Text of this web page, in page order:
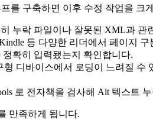
를 구축하면 이후 수정 작업을 크
누락 파일이나 잘못된 XML과 관
등 다양한 리더에서 페이지
확히 입력됐는지 확인합니다.
디바이스에서 로딩이 느려질
로 전자책을 검사해 Alt 텍스트
만족하게 됩니다.